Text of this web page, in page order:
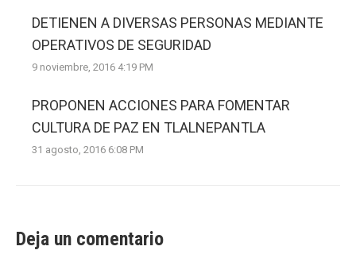
DETIENEN A DIVERSAS PERSONAS MEDIANTE
OPERATIVOS DE SEGURIDAD
9 noviembre, 2016 4:19 PM
PROPONEN ACCIONES PARA FOMENTAR
CULTURA DE PAZ EN TLALNEPANTLA
31 agosto, 2016 6:08 PM
Deja un comentario